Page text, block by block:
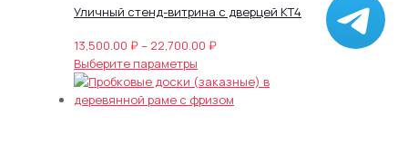
Уличный стенд-витрина с дверцей КТ4
13,500.00 ₽– 22,700.00 ₽Диапазон
13,500.00 ₽
–
Выберите параметры
товар
имеет